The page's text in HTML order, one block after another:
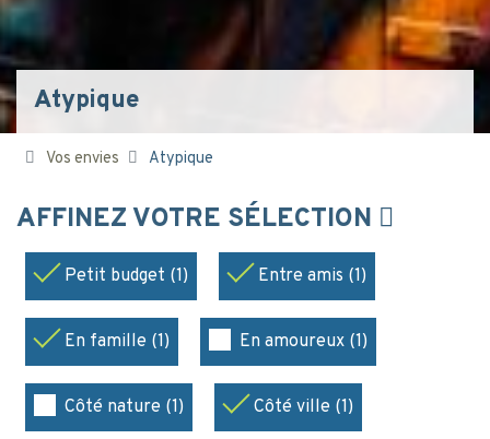
Atypique
Vos envies Atypique
AFFINEZ VOTRE SÉLECTION
Petit budget (1) Entre amis (1)
En famille (1) En amoureux (1)
Côté nature (1) Côté ville (1)